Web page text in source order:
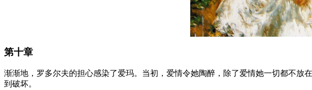
第十章
渐渐地，罗多尔夫的担心感染了爱玛。当初，爱情令她陶醉，除了爱情她一切都不放在心上。可是如今，爱情已经成了她的生活不可缺少的一部分，她担心它会失去点什么，甚至担心它会遭
到破坏。